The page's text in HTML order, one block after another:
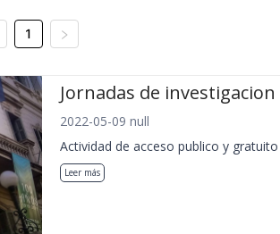
1
Jornadas de investigacion
2022-05-09 null
Actividad de acceso publico y gratuito
Leer más